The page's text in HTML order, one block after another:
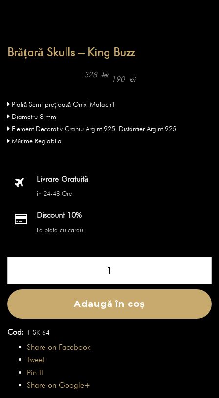
Brățară Skulls – King Buzz
328lei
a190 leieste:
Piatră Semi-prețioasă Onix|Malachit
Diametru 8 mm
Element Decorativ Craniu Argint 925|Distantier Argint 925
Mărime Reglabila
Livrare Gratuită
în 24-48 Ore
Discount 10%
La plata cu cardul
Skulls
-
King
Adaugă în coș
Cod: 1-SK-64
Share on Facebook
Tweet
Pin It
Share on Google+